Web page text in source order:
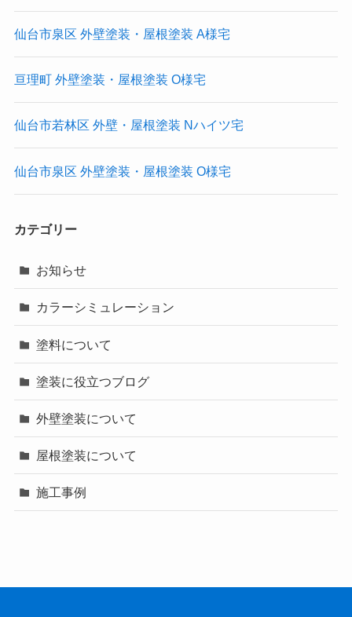
仙台市泉区 外壁塗装・屋根塗装 A様宅
亘理町 外壁塗装・屋根塗装 O様宅
仙台市若林区 外壁・屋根塗装 Nハイツ宅
仙台市泉区 外壁塗装・屋根塗装 O様宅
カテゴリー
お知らせ
カラーシミュレーション
塗料について
塗装に役立つブログ
外壁塗装について
屋根塗装について
施工事例